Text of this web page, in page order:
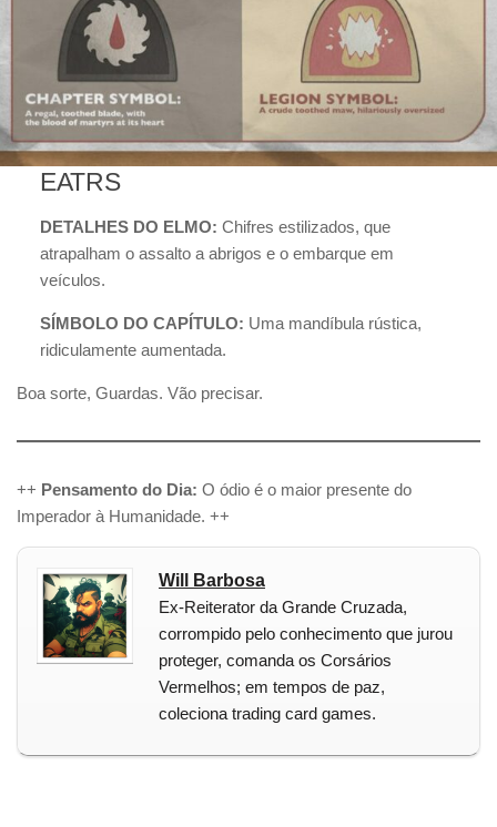
EATRS
DETALHES DO ELMO: Chifres estilizados, que
atrapalham o assalto a abrigos e o embarque em
veículos.
SÍMBOLO DO CAPÍTULO: Uma mandíbula rústica,
ridiculamente aumentada.
Boa sorte, Guardas. Vão precisar.
++ Pensamento do Dia: O ódio é o maior presente do
Imperador à Humanidade. ++
Will Barbosa
Ex-Reiterator da Grande Cruzada,
corrompido pelo conhecimento que jurou
proteger, comanda os Corsários
Vermelhos; em tempos de paz,
coleciona trading card games.